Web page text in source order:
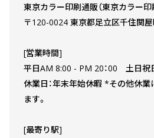
東京カラー印刷通販（東京カラー印
〒120-0024 東京都足立区千住関
[営業時間]
平日AM 8:00 - PM 20：00 土日祝
休業日：年末年始休暇 *その他休
ます。
[最寄り駅]